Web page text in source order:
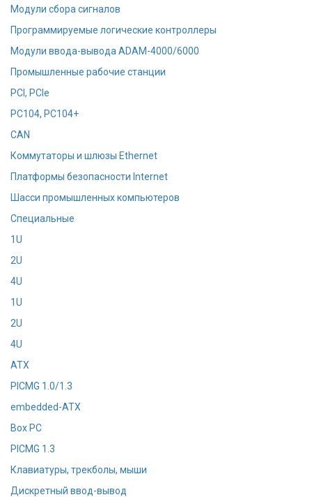
Модули сбора сигналов
Программируемые логические контроллеры
Модули ввода-вывода ADAM-4000/6000
Промышленные рабочие станции
PCI, PCIe
PC104, PC104+
CAN
Коммутаторы и шлюзы Ethernet
Платформы безопасности Internet
Шасси промышленных компьютеров
Специальные
1U
2U
4U
1U
2U
4U
ATX
PICMG 1.0/1.3
embedded-ATX
Box PC
PICMG 1.3
Клавиатуры, трекболы, мыши
Дискретный ввод-вывод